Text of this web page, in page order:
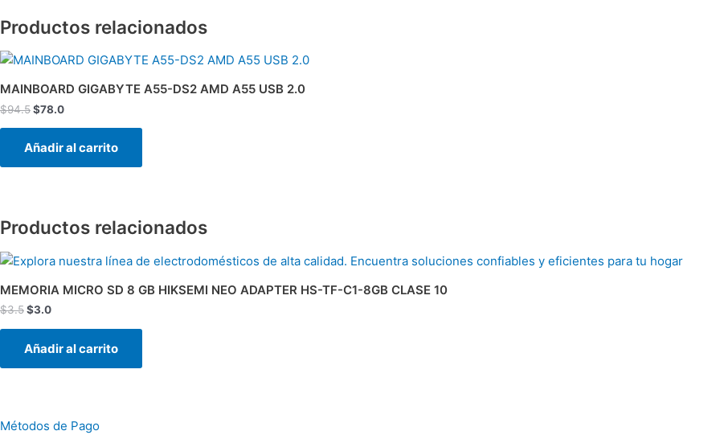
Productos relacionados
MAINBOARD GIGABYTE A55-DS2 AMD A55 USB 2.0
$94.5
El
original
era:
$94.5.
$78.0
El
actual
es:
$78.0.
Añadir al carrito
Productos relacionados
MEMORIA MICRO SD 8 GB HIKSEMI NEO ADAPTER HS-TF-C1-8GB CLASE 10
$3.5
El
precio
original
era:
$3.5.
$3.0
El
actual
es:
$3.0.
Añadir al carrito
Métodos de Pago